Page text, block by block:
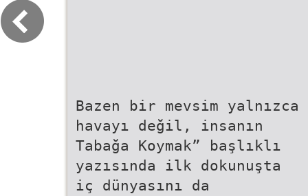
Bazen bir mevsim yalnızca
havayı değil, insanın
Tabağa Koymak” başlıklı
yazısında ilk dokunuşta
iç dünyasını da